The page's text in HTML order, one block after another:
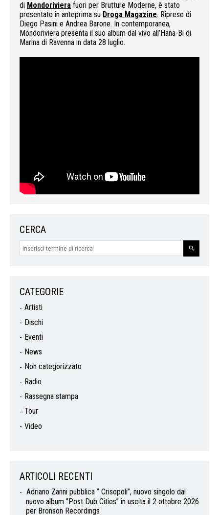
di Mondoriviera fuori per Brutture Moderne, è stato
presentato in anteprima su Droga Magazine. Riprese di
Diego Pasini e Andrea Barone. In contemporanea,
Mondoriviera presenta il suo album dal vivo all’Hana-Bi di
Marina di Ravenna in data 28 luglio.
CERCA
CATEGORIE
Artisti
Dischi
Eventi
News
Non categorizzato
Radio
Rassegna stampa
Tour
Video
ARTICOLI RECENTI
Adriano Zanni pubblica ” Crisopoli”, nuovo singolo dal
nuovo album “Post Dub Cities” in uscita il 2 ottobre 2026
per Bronson Recordings